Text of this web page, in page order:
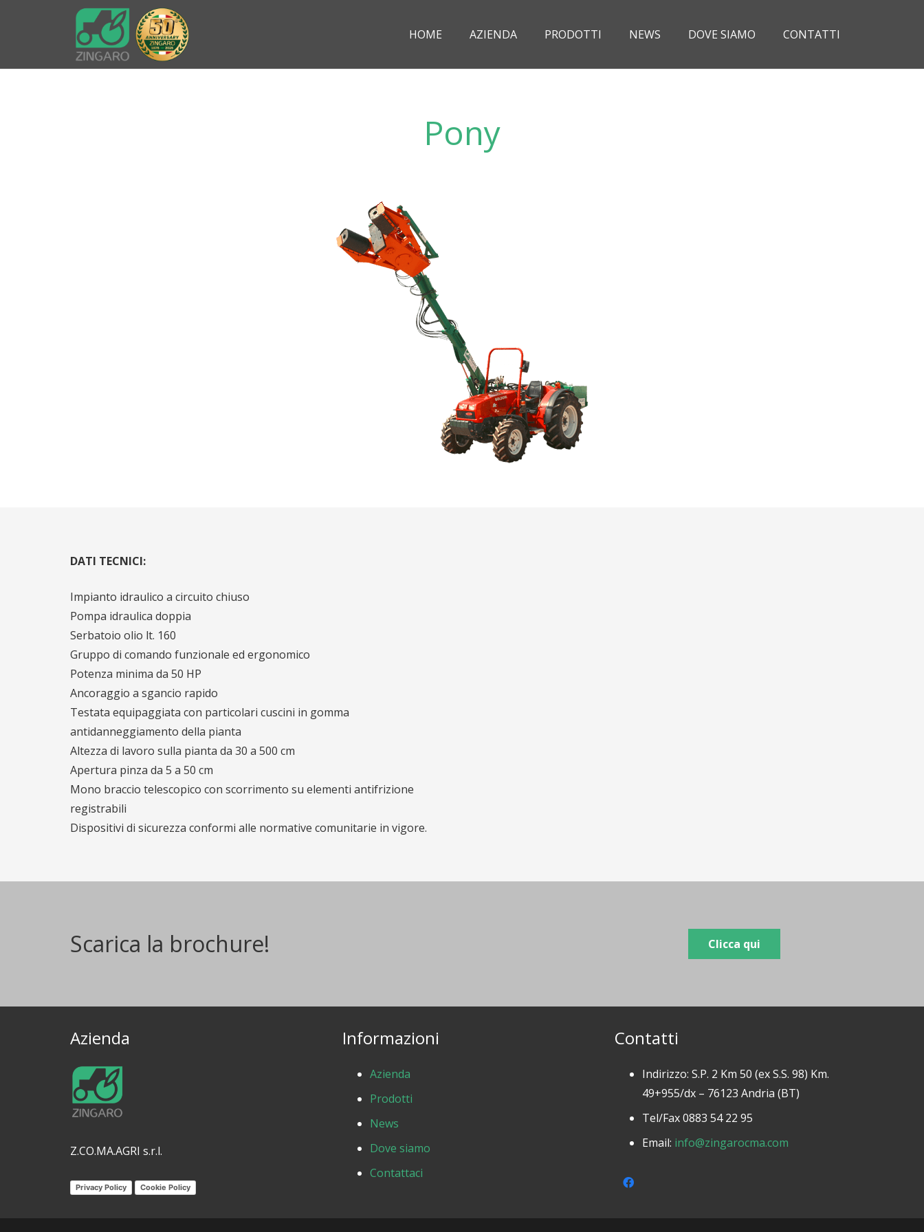
HOME AZIENDA PRODOTTI NEWS DOVE SIAMO CONTATTI
Pony
DATI TECNICI:
Impianto idraulico a circuito chiuso
Pompa idraulica doppia
Serbatoio olio lt. 160
Gruppo di comando funzionale ed ergonomico
Potenza minima da 50 HP
Ancoraggio a sgancio rapido
Testata equipaggiata con particolari cuscini in gomma
antidanneggiamento della pianta
Altezza di lavoro sulla pianta da 30 a 500 cm
Apertura pinza da 5 a 50 cm
Mono braccio telescopico con scorrimento su elementi antifrizione
registrabili
Dispositivi di sicurezza conformi alle normative comunitarie in vigore.
Scarica la brochure! Clicca qui
Azienda
Z.CO.MA.AGRI s.r.l.
Privacy Policy Cookie Policy
Informazioni
Azienda
Prodotti
News
Dove siamo
Contattaci
Contatti
Indirizzo: S.P. 2 Km 50 (ex S.S. 98) Km.
49+955/dx – 76123 Andria (BT)
Tel/Fax 0883 54 22 95
Email: info@zingarocma.com